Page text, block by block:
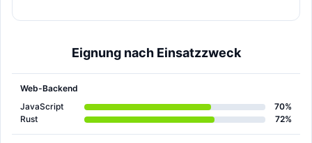
Eignung nach Einsatzzweck
Web-Backend
JavaScript
70%
Rust
72%